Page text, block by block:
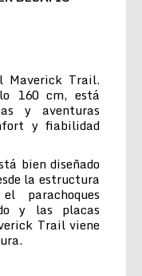
Maverick Trail.
160 cm, está
y aventuras
y fiabilidad
bien diseñado
la estructura
parachoques
y las placas
Trail viene